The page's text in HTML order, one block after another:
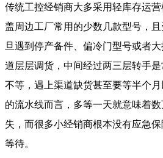
传统工控经销商大多采用轻库存运
盖周边工厂常用的少数几款型号，
旦遇到停产备件、偏冷门型号或者
道层层调货，中间经过两三层转手
不等，遇上渠道缺货甚至要等半个
的流水线而言，多等一天就意味着
失，而很多小经销商根本没有应急
等待。